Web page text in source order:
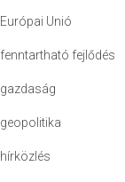
Európai Unió
fenntartható fejlődés
gazdaság
geopolitika
hírközlés